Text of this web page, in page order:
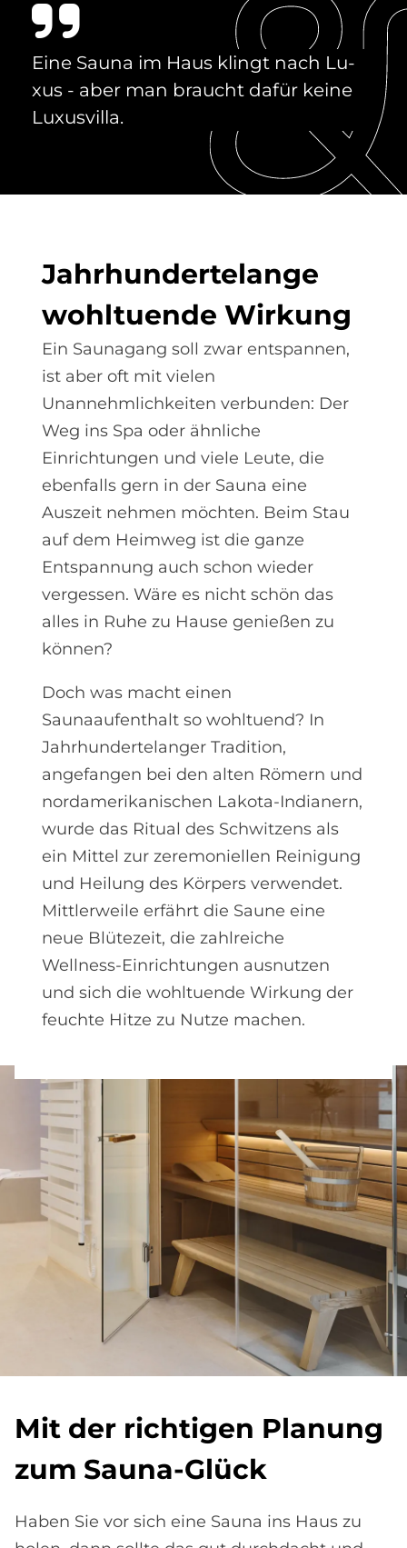
Eine Sau­na im Haus klin­gt nach Lu­
xus - aber man braucht da­für kei­ne
Lu­xus­vil­la.
Jahr­hun­der­te­lan­ge
wohl­tu­en­de Wir­kung
Ein Saunagang soll zwar entspannen,
ist aber oft mit vielen
Unannehmlichkeiten verbunden: Der
Weg ins Spa oder ähnliche
Einrichtungen und viele Leute, die
ebenfalls gern in der Sauna eine
Auszeit nehmen möchten. Beim Stau
auf dem Heimweg ist die ganze
Entspannung auch schon wieder
vergessen. Wäre es nicht schön das
alles in Ruhe zu Hause genießen zu
können?
Doch was macht einen
Saunaaufenthalt so wohltuend? In
Jahrhundertelanger Tradition,
angefangen bei den alten Römern und
nordamerikanischen Lakota-Indianern,
wurde das Ritual des Schwitzens als
ein Mittel zur zeremoniellen Reinigung
und Heilung des Körpers verwendet.
Mittlerweile erfährt die Saune eine
neue Blütezeit, die zahlreiche
Wellness-Einrichtungen ausnutzen
und sich die wohltuende Wirkung der
feuchte Hitze zu Nutze machen.
Mit der rich­ti­gen Pla­nung
zum Sau­na-Glück
Haben Sie vor sich eine Sauna ins Haus zu